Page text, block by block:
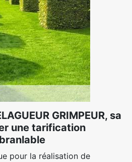
GRIMPEUR, sa
une tarification
pour la réalisation de